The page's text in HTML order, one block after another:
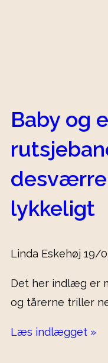
Baby og
desværre
lykkeligt
Linda Eskehøj 19/
Det her indlæg er
og tårerne triller
Læs indlægget »